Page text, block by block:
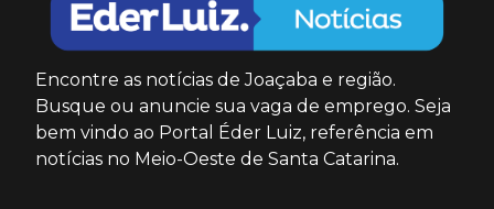
Encontre as notícias de Joaçaba e região.
Busque ou anuncie sua vaga de emprego. Seja
bem vindo ao Portal Éder Luiz, referência em
notícias no Meio-Oeste de Santa Catarina.